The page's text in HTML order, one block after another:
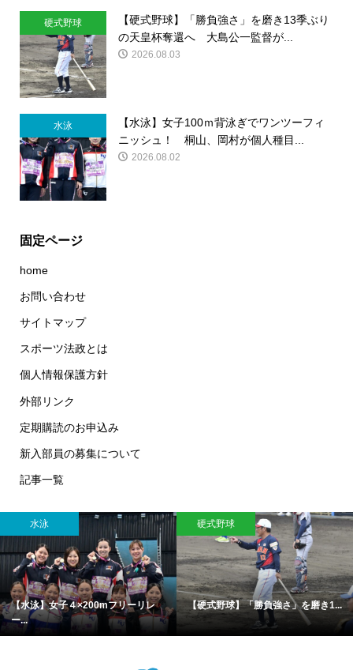
硬式野球
【硬式野球】「勝負強さ」を磨き13季ぶり
の天皇杯奪還へ 大島公一監督が...
2026.08.03
水泳
【水泳】女子100ｍ背泳ぎでワンツーフィ
ニッシュ！ 桐山、岡村が個人種目...
2026.08.02
固定ページ
home
お問い合わせ
サイトマップ
スポーツ法政とは
個人情報保護方針
外部リンク
定期購読のお申込み
新入部員の募集について
記事一覧
水泳
【水泳】女子４×200mフリーリレ
ー...
硬式野球
【硬式野球】「勝負強さ」を磨き1...